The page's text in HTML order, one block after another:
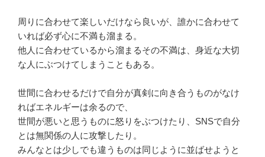
周りに合わせて楽しいだけなら良いが、誰かに合わせて
いれば必ず心に不満も溜まる。
他人に合わせているから溜まるその不満は、身近な大切
な人にぶつけてしまうこともある。
世間に合わせるだけで自分が真剣に向き合うものがなけ
ればエネルギーは余るので、
世間が悪いと思うものに怒りをぶつけたり、SNSで自分
とは無関係の人に攻撃したり。
みんなとは少しでも違うものは同じように並ばせようと